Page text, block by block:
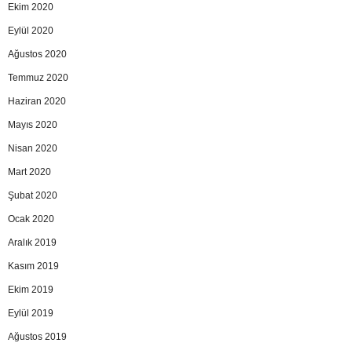
Ekim 2020
Eylül 2020
Ağustos 2020
Temmuz 2020
Haziran 2020
Mayıs 2020
Nisan 2020
Mart 2020
Şubat 2020
Ocak 2020
Aralık 2019
Kasım 2019
Ekim 2019
Eylül 2019
Ağustos 2019